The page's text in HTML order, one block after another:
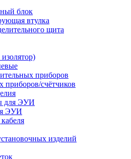
блок
втулка
щита
приборов
приборов/счётчиков
для ЭУИ
ЭУИ
изделий